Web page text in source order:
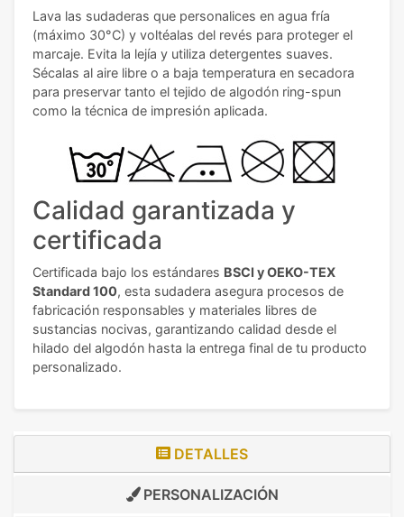
Lava las sudaderas que personalices en agua fría
(máximo 30°C) y voltéalas del revés para proteger el
marcaje. Evita la lejía y utiliza detergentes suaves.
Sécalas al aire libre o a baja temperatura en secadora
para preservar tanto el tejido de algodón ring-spun
como la técnica de impresión aplicada.
Calidad garantizada y
certificada
Certificada bajo los estándares BSCI y OEKO-TEX
Standard 100, esta sudadera asegura procesos de
fabricación responsables y materiales libres de
sustancias nocivas, garantizando calidad desde el
hilado del algodón hasta la entrega final de tu producto
personalizado.
DETALLES
PERSONALIZACIÓN